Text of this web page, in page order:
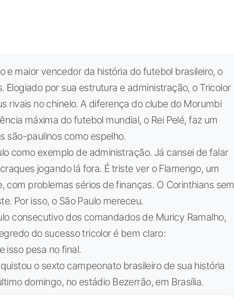
e maior vencedor da história do futebol brasileiro, o
Elogiado por sua estrutura e administração, o Tricolor
rivais no chinelo. A diferença do clube do Morumbi
máxima do futebol mundial, o Rei Pelé, faz um
são-paulinos como espelho.
como exemplo de administração. Já cansei de falar
jogando lá fora. É triste ver o Flamengo, um
com problemas sérios de finanças. O Corinthians sem
Por isso, o São Paulo mereceu.
consecutivo dos comandados de Muricy Ramalho,
do sucesso tricolor é bem claro:
isso pesa no final.
o sexto campeonato brasileiro de sua história
domingo, no estádio Bezerrão, em Brasília.